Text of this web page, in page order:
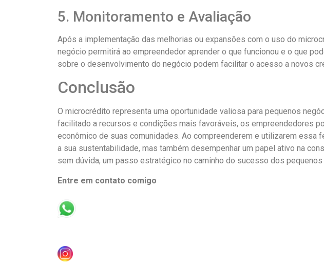
5. Monitoramento e Avaliação
Após a implementação das melhorias ou expansões com o uso do
negócio permitirá ao empreendedor aprender o que funcionou e o que
sobre o desenvolvimento do negócio podem facilitar o acesso a novos
Conclusão
O microcrédito representa uma oportunidade valiosa para pequenos
facilitado a recursos e condições mais favoráveis, os empreendedores
econômico de suas comunidades. Ao compreenderem e utilizarem
a sua sustentabilidade, mas também desempenhar um papel ativo na
sem dúvida, um passo estratégico no caminho do sucesso dos
Entre em contato comigo